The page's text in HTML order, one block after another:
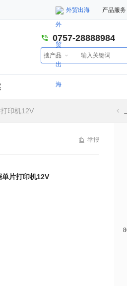
外贸出海 产品服务
0757-28888984
搜产品
印机12V
举报
片打印机12V